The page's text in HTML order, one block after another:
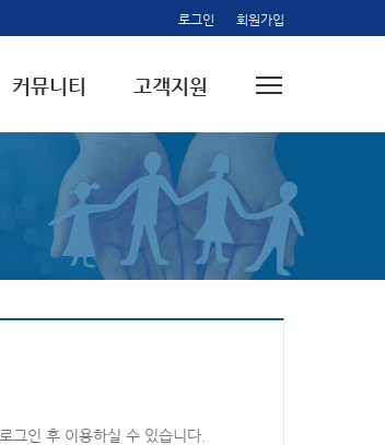
로그인 회원가입
커뮤니티 고객지원
그인 후 이용하실 수 있습니다.